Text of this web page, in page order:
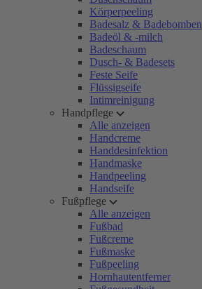
Körperpeeling
Badesalz & Badebomben
Badeöl & -milch
Badeschaum
Dusch- & Badesets
Feste Seife
Flüssigseife
Intimreinigung
Handpflege
Alle anzeigen
Handcreme
Handdesinfektion
Handmaske
Handpeeling
Handseife
Fußpflege
Alle anzeigen
Fußbad
Fußcreme
Fußmaske
Fußpeeling
Hornhautentferner